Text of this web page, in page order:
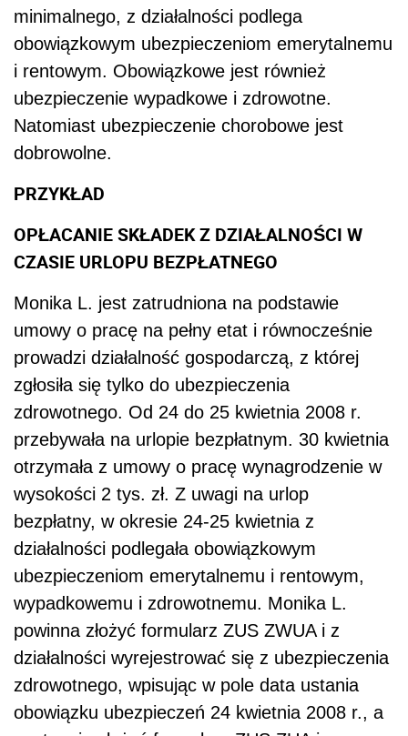
minimalnego, z działalności podlega
obowiązkowym ubezpieczeniom emerytalnemu
i rentowym. Obowiązkowe jest również
ubezpieczenie wypadkowe i zdrowotne.
Natomiast ubezpieczenie chorobowe jest
dobrowolne.
PRZYKŁAD
OPŁACANIE SKŁADEK Z DZIAŁALNOŚCI W
CZASIE URLOPU BEZPŁATNEGO
Monika L. jest zatrudniona na podstawie
umowy o pracę na pełny etat i równocześnie
prowadzi działalność gospodarczą, z której
zgłosiła się tylko do ubezpieczenia
zdrowotnego. Od 24 do 25 kwietnia 2008 r.
przebywała na urlopie bezpłatnym. 30 kwietnia
otrzymała z umowy o pracę wynagrodzenie w
wysokości 2 tys. zł. Z uwagi na urlop
bezpłatny, w okresie 24-25 kwietnia z
działalności podlegała obowiązkowym
ubezpieczeniom emerytalnemu i rentowym,
wypadkowemu i zdrowotnemu. Monika L.
powinna złożyć formularz ZUS ZWUA i z
działalności wyrejestrować się z ubezpieczenia
zdrowotnego, wpisując w pole data ustania
obowiązku ubezpieczeń 24 kwietnia 2008 r., a